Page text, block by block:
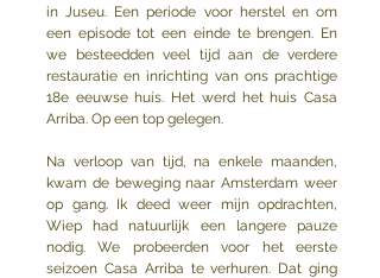
in Juseu. Een periode voor herstel en om
een episode tot een einde te brengen. En
we besteedden veel tijd aan de verdere
restauratie en inrichting van ons prachtige
18e eeuwse huis. Het werd het huis Casa
Arriba. Op een top gelegen.
Na verloop van tijd, na enkele maanden,
kwam de beweging naar Amsterdam weer
op gang. Ik deed weer mijn opdrachten,
Wiep had natuurlijk een langere pauze
nodig. We probeerden voor het eerste
seizoen Casa Arriba te verhuren. Dat ging